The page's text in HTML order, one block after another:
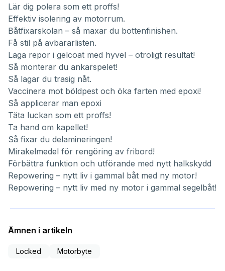
Lär dig polera som ett proffs!
Effektiv isolering av motorrum.
Båtfixarskolan – så maxar du bottenfinishen.
Få stil på avbärarlisten.
Laga repor i gelcoat med hyvel – otroligt resultat!
Så monterar du ankarspelet!
Så lagar du trasig nåt.
Vaccinera mot böldpest och öka farten med epoxi!
Så applicerar man epoxi
Täta luckan som ett proffs!
Ta hand om kapellet!
Så fixar du delamineringen!
Mirakelmedel för rengöring av fribord!
Förbättra funktion och utförande med nytt halkskydd
Repowering – nytt liv i gammal båt med ny motor!
Repowering – nytt liv med ny motor i gammal segelbåt!
Ämnen i artikeln
Locked Motorbyte